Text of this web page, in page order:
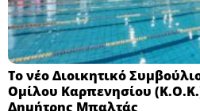
Το νέο Διοικητικό
Ομίλου Καρπενησίου
Δημήτρης Μπαλτάς